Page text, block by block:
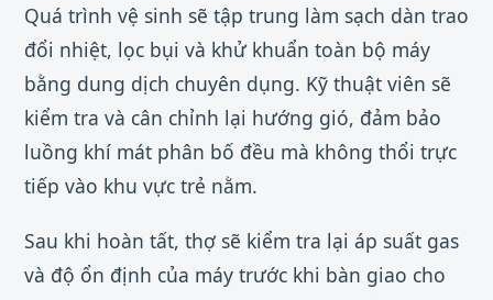
Quá trình vệ sinh sẽ tập trung làm sạch dàn trao
đổi nhiệt, lọc bụi và khử khuẩn toàn bộ máy
bằng dung dịch chuyên dụng. Kỹ thuật viên sẽ
kiểm tra và cân chỉnh lại hướng gió, đảm bảo
luồng khí mát phân bố đều mà không thổi trực
tiếp vào khu vực trẻ nằm.
Sau khi hoàn tất, thợ sẽ kiểm tra lại áp suất gas
và độ ổn định của máy trước khi bàn giao cho